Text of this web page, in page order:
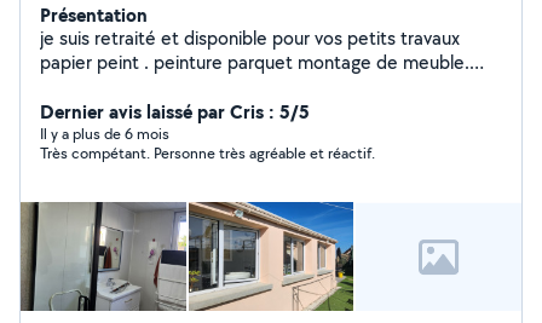
Présentation
je suis retraité et disponible pour vos petits travaux
papier peint . peinture parquet montage de meuble.
karcher. et tout autre petit travaux.
Dernier avis laissé par Cris : 5/5
Il y a plus de 6 mois
Très compétant. Personne très agréable et réactif.